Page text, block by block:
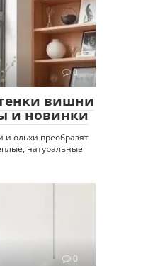
0
вишни
и новинки
и ольхи преобразят
натуральные
0